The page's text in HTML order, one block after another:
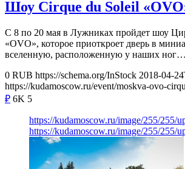
Шоу Cirque du Soleil
С 8 по 20 мая в Лужниках пройдет шоу
«OVO», которое приоткроет дверь в
вселенную, расположенную у наших ног…
0 RUB https://schema.org/InStock 2018-04-
https://kudamoscow.ru/event/moskva-ovo-
₽ 6K 5
https://kudamoscow.ru/image/255/255/
https://kudamoscow.ru/image/255/255/